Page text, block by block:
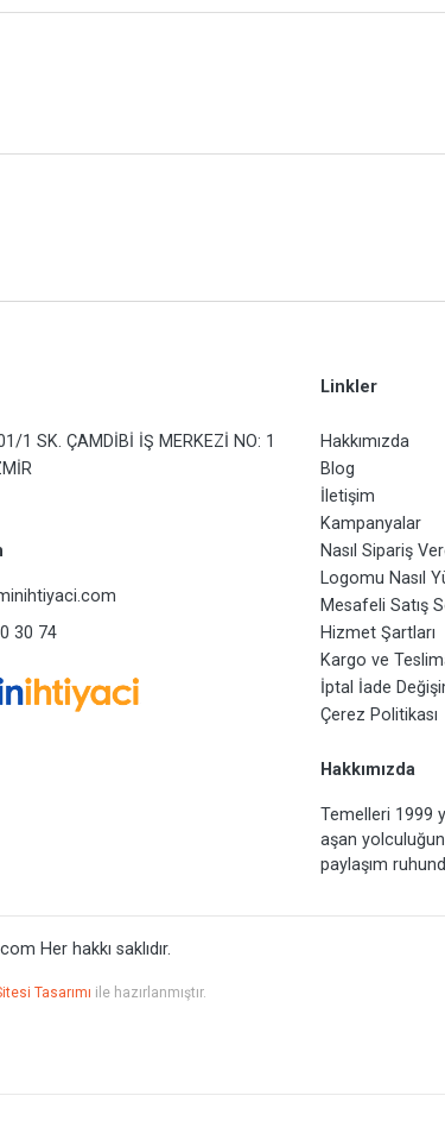
1 SK. ÇAMDİBİ İŞ MERKEZİ NO: 1
30 74
Linkler
Hakkımızda
Blog
İletişim
Kampanyalar
Nasıl Sipariş
Logomu Nasıl
Mesafeli Satış
Hizmet Şartları
Kargo ve
İptal İade
Çerez Politikası
Hakkımızda
Temelleri 1999
aşan
paylaşım
Her hakkı saklıdır.
Tasarımı ile hazırlanmıştır.